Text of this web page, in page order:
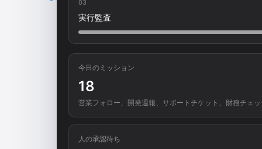
03
実行監査
今日のミッション
18
営業フォロー、開発週報、サポートチケット、財務チェ
人の承認待ち